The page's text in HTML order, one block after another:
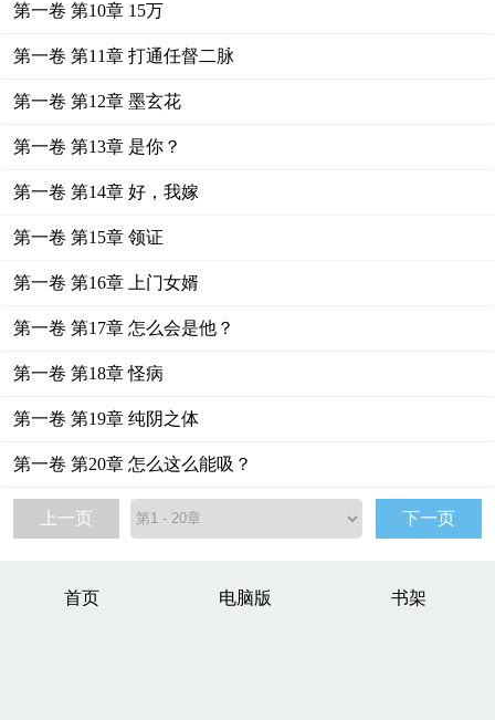
第一卷 第10章 15万
第一卷 第11章 打通任督二脉
第一卷 第12章 墨玄花
第一卷 第13章 是你？
第一卷 第14章 好，我嫁
第一卷 第15章 领证
第一卷 第16章 上门女婿
第一卷 第17章 怎么会是他？
第一卷 第18章 怪病
第一卷 第19章 纯阴之体
第一卷 第20章 怎么这么能吸？
上一页 下一页
首页 电脑版 书架